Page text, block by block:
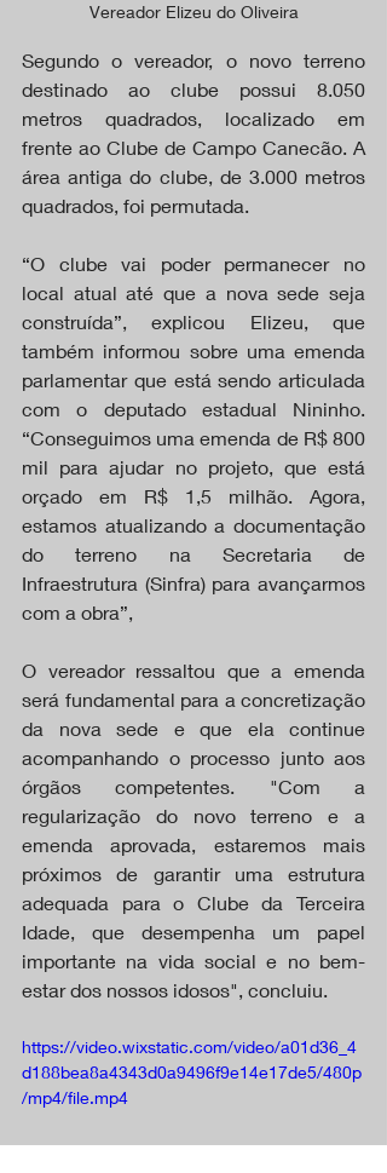
Vereador Elizeu do Oliveira
Segundo o vereador, o novo terreno
destinado ao clube possui 8.050
metros quadrados, localizado em
frente ao Clube de Campo Canecão. A
área antiga do clube, de 3.000 metros
quadrados, foi permutada.
“O clube vai poder permanecer no
local atual até que a nova sede seja
construída”, explicou Elizeu, que
também informou sobre uma emenda
parlamentar que está sendo articulada
com o deputado estadual Nininho.
“Conseguimos uma emenda de R$ 800
mil para ajudar no projeto, que está
orçado em R$ 1,5 milhão. Agora,
estamos atualizando a documentação
do terreno na Secretaria de
Infraestrutura (Sinfra) para avançarmos
com a obra”,
O vereador ressaltou que a emenda
será fundamental para a concretização
da nova sede e que ela continue
acompanhando o processo junto aos
órgãos competentes. "Com a
regularização do novo terreno e a
emenda aprovada, estaremos mais
próximos de garantir uma estrutura
adequada para o Clube da Terceira
Idade, que desempenha um papel
importante na vida social e no bem-
estar dos nossos idosos", concluiu.
https://video.wixstatic.com/video/a01d36_4
d188bea8a4343d0a9496f9e14e17de5/480p
/mp4/file.mp4